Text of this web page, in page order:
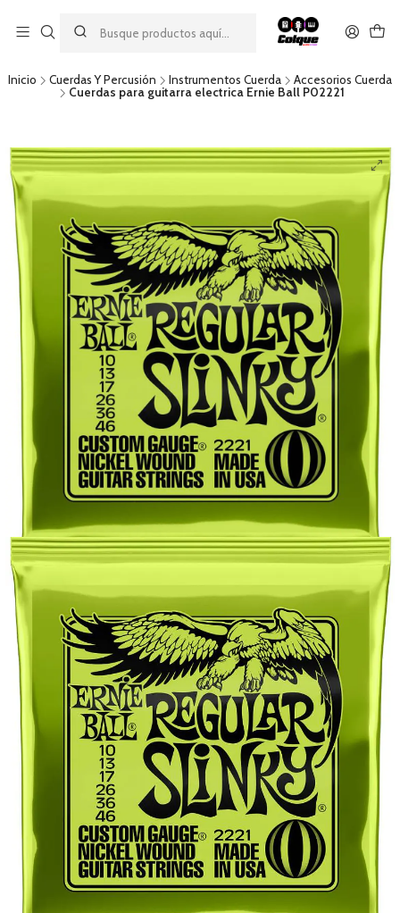
descuento por pago con transferencia bancaria
por una compra mínima de $49.990. Este descuento no es
acumulable a otras promociones ni aplicable a gastos de envío.
Inicio Cuerdas Y Percusión Instrumentos Cuerda
Accesorios Cuerda
Cuerdas para guitarra electrica Ernie Ball P02221